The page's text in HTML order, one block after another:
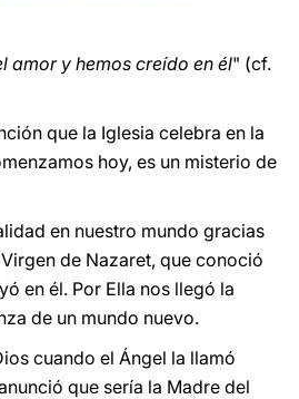
amor y hemos creído en él" (cf.
que la Iglesia celebra en la
hoy, es un misterio de
en nuestro mundo gracias
de Nazaret, que conoció
en él. Por Ella nos llegó la
de un mundo nuevo.
cuando el Ángel la llamó
que sería la Madre del